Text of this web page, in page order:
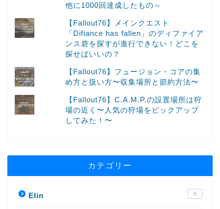
他に1000回達成したもの～
【Fallout76】メインクエスト
「Difiance has fallen」のディファイア
ンス砦を探すが進行できない！どこを
探せばいいの？
【Fallout76】フュージョン・コアの集
め方と扱い方〜収集場所と節約方法〜
【Fallout76】C.A.M.P.の設置場所は狩
場の近く〜人気の狩場をピックアップ
してみた！〜
カテゴリー
Elin 8